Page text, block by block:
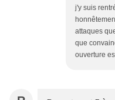
j'y suis
attaques
que
ouverture